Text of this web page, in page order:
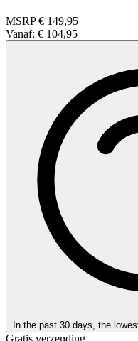
MSRP € 149,95
Vanaf: € 104,95
In the past 30 days, the
Gratis verzending